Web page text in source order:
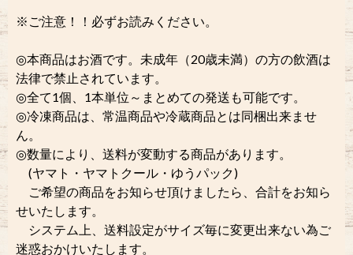
※ご注意！！必ずお読みください。
◎本商品はお酒です。未成年（20歳未満）の方の飲酒は
法律で禁止されています。
◎全て1個、1本単位～まとめての発送も可能です。
◎冷凍商品は、常温商品や冷蔵商品とは同梱出来ませ
ん。
◎数量により、送料が変動する商品があります。
(ヤマト・ヤマトクール・ゆうパック)
ご希望の商品をお知らせ頂けましたら、合計をお知ら
せいたします。
システム上、送料設定がサイズ毎に変更出来ない為ご
迷惑おかけいたします。